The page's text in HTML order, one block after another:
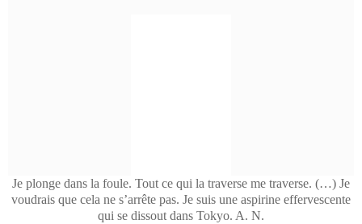
Je plonge dans la foule. Tout ce qui la traverse me traverse. (…) Je
voudrais que cela ne s’arrête pas. Je suis une aspirine effervescente
qui se dissout dans Tokyo. A. N.